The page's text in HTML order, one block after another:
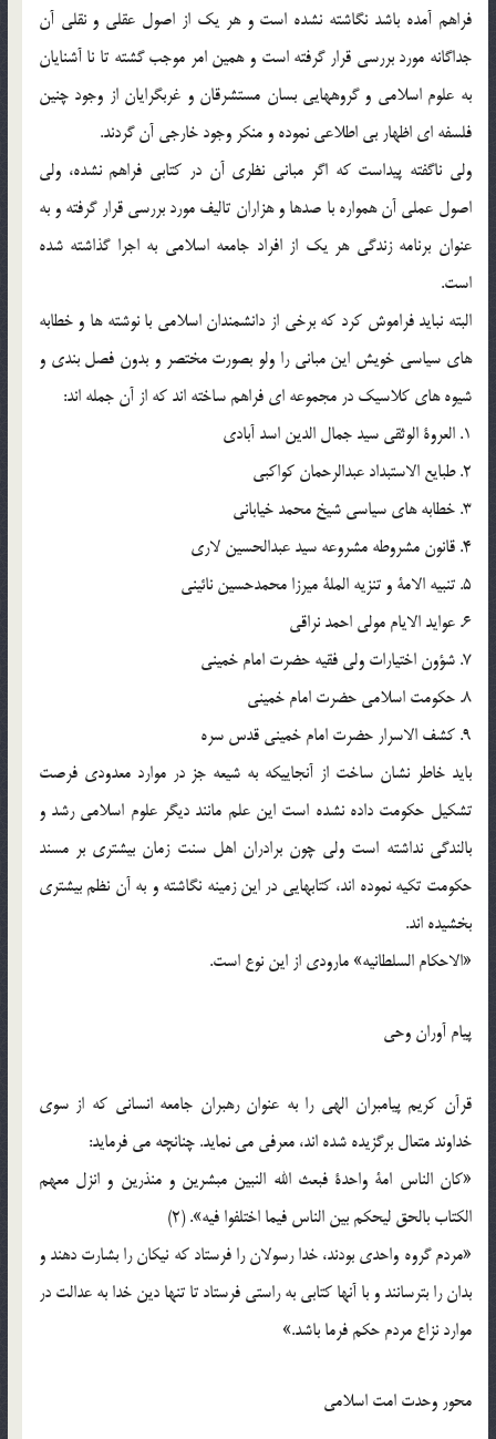
فراهم آمده باشد نگاشته نشده است و هر يك از اصول عقلى و نقلى آن
جداگانه مورد بررسى قرار گرفته است و همين امر موجب گشته تا نا آشنايان
به علوم اسلامى و گروههايى بسان مستشرقان و غربگرايان از وجود چنين
فلسفه ‏اى اظهار بی ‏اطلاعى نموده و منكر وجود خارجى آن گردند.
ولى ناگفته پيداست كه اگر مبانى نظرى آن در كتابى فراهم نشده، ولى
اصول عملى آن همواره با صدها و هزاران تاليف مورد بررسى قرار گرفته و به
عنوان برنامه زندگى هر يك از افراد جامعه اسلامى به اجرا گذاشته شده
است.
البته نبايد فراموش كرد كه برخى از دانشمندان اسلامى با نوشته‏ ها و خطابه‏
هاى سياسى خويش اين مبانى را ولو بصورت مختصر و بدون فصل‏ بندى و
شيوه‏ هاى كلاسيك در مجموعه ‏اى فراهم ساخته‏ اند كه از آن جمله ‏اند:
1. العروة الوثقى سيد جمال ‏الدين اسد آبادى
2. طبايع الاستبداد عبدالرحمان كواكبى
3. خطابه‏ هاى سياسى شيخ محمد خيابانى
4. قانون مشروطه مشروعه سيد عبدالحسين لارى
5. تنبيه الامة و تنزيه الملة ميرزا محمدحسين نائينى
6. عوايد الايام مولى احمد نراقى
7. شؤون اختيارات ولى فقيه حضرت امام خمينى
8. حكومت اسلامى حضرت امام خمينى
9. كشف الاسرار حضرت امام خمينى قدس سره
بايد خاطر نشان ساخت از آنجاييكه به شيعه جز در موارد معدودى فرصت
تشكيل حكومت داده نشده است اين علم مانند ديگر علوم اسلامى رشد و
بالندگى نداشته است ولى چون برادران اهل سنت زمان بيشترى بر مسند
حكومت تكيه نموده‏ اند، كتابهايى در اين زمينه نگاشته و به آن نظم بيشترى
بخشيده ‏اند.
«الاحكام السلطانيه‏» مارودى از اين نوع است.
پيام ‏آوران وحى
قرآن كريم پيامبران الهى را به عنوان رهبران جامعه انسانى كه از سوى
خداوند متعال برگزيده شده ‏اند، معرفى می ‏نمايد. چنانچه می ‏فرمايد:
«كان الناس امة واحدة فبعث الله النبين مبشرين و منذرين و انزل معهم
الكتاب بالحق ليحكم بين الناس فيما اختلفوا فيه‏». (2)
«مردم گروه واحدى بودند، خدا رسولان را فرستاد كه نيكان را بشارت دهند و
بدان را بترسانند و با آنها كتابى به راستى فرستاد تا تنها دين خدا به عدالت در
موارد نزاع مردم حكم فرما باشد.»
محور وحدت امت اسلامى